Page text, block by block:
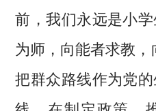
前，我们永远是小
为师，向能者求教
把群众路线作为党